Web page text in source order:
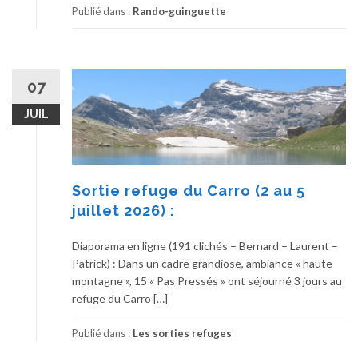
Publié dans : Rando-guinguette
07
JUIL
Sortie refuge du Carro (2 au 5
juillet 2026) :
Diaporama en ligne (191 clichés – Bernard – Laurent –
Patrick) : Dans un cadre grandiose, ambiance « haute
montagne », 15 « Pas Pressés » ont séjourné 3 jours au
refuge du Carro […]
Publié dans : Les sorties refuges